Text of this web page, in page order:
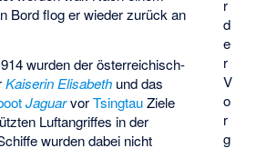
r
d
e
r
V
o
r
g
Bord flog er wieder zurück an
wurden der österreichisch-
Kaiserin Elisabeth und das
JaguarvorTsingtauZiele
Luftangriffes in der
wurden dabei nicht